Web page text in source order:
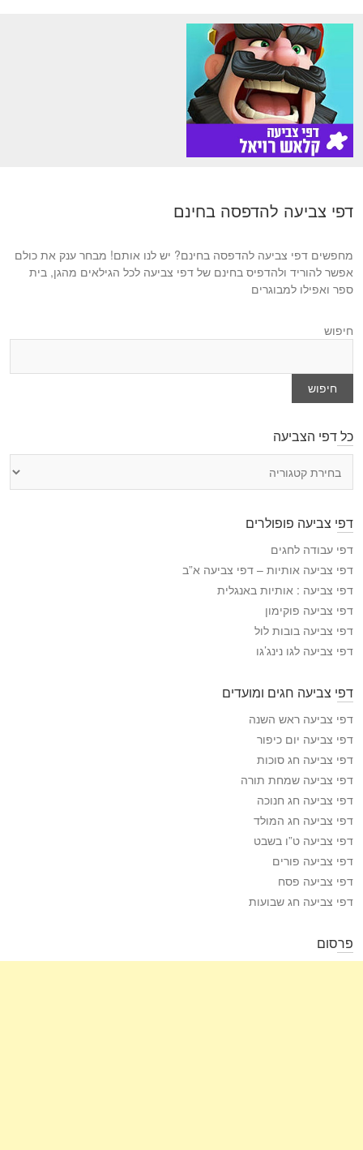
דפי צביעה להדפסה בחינם
מחפשים דפי צביעה להדפסה בחינם? יש לנו אותם! מבחר ענק את כולם
אפשר להוריד ולהדפיס בחינם של דפי צביעה לכל הגילאים מהגן, בית
ספר ואפילו למבוגרים
חיפוש
חיפוש
כל דפי הצביעה
י
ה
צ
י
ע
ה
דפי צביעה פופולרים
דפי עבודה לחגים
דפי צביעה אותיות – דפי צביעה א”ב
דפי צביעה : אותיות באנגלית
דפי צביעה פוקימון
דפי צביעה בובות לול
דפי צביעה לגו נינג’גו
דפי צביעה חגים ומועדים
דפי צביעה ראש השנה
דפי צביעה יום כיפור
דפי צביעה חג סוכות
דפי צביעה שמחת תורה
דפי צביעה חג חנוכה
דפי צביעה חג המולד
דפי צביעה ט”ו בשבט
דפי צביעה פורים
דפי צביעה פסח
דפי צביעה חג שבועות
פרסום